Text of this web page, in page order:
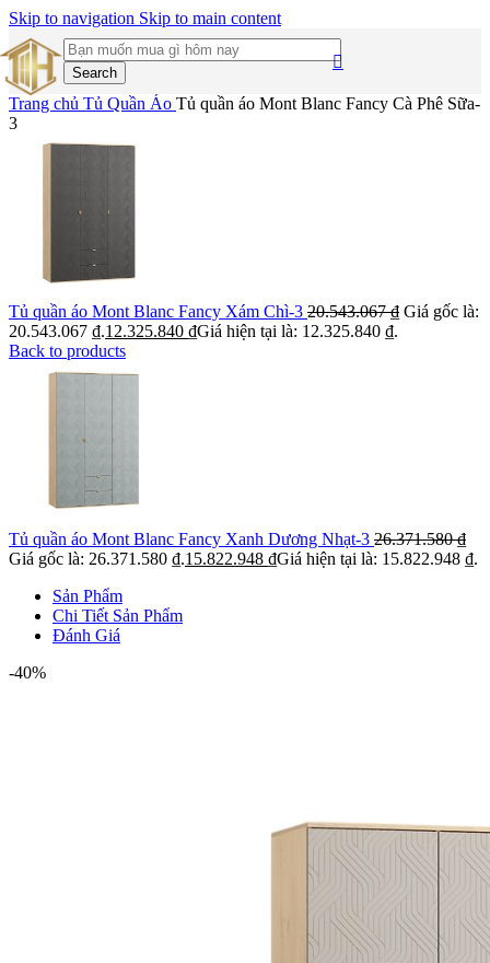
Skip to navigation Skip to main content
Search
Trang chủ Tủ Quần Áo Tủ quần áo Mont Blanc Fancy Cà Phê Sữa-
3
Tủ quần áo Mont Blanc Fancy Xám Chì-3 20.543.067₫ Giá gốc là:
20.543.067 ₫.12.325.840 ₫Giá hiện tại là: 12.325.840 ₫.
Back to products
Tủ quần áo Mont Blanc Fancy Xanh Dương Nhạt-3 26.371.580₫
Giá gốc là: 26.371.580 ₫.15.822.948 ₫Giá hiện tại là: 15.822.948 ₫.
Sản Phẩm
Chi Tiết Sản Phẩm
Đánh Giá
-40%